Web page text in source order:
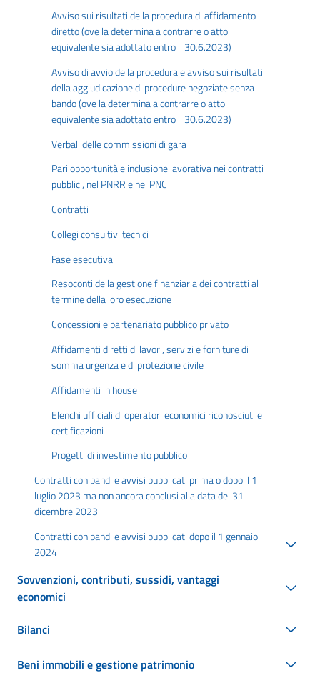
Avviso sui risultati della procedura di affidamento
diretto (ove la determina a contrarre o atto
equivalente sia adottato entro il 30.6.2023)
Avviso di avvio della procedura e avviso sui risultati
della aggiudicazione di procedure negoziate senza
bando (ove la determina a contrarre o atto
equivalente sia adottato entro il 30.6.2023)
Verbali delle commissioni di gara
Pari opportunità e inclusione lavorativa nei contratti
pubblici, nel PNRR e nel PNC
Contratti
Collegi consultivi tecnici
Fase esecutiva
Resoconti della gestione finanziaria dei contratti al
termine della loro esecuzione
Concessioni e partenariato pubblico privato
Affidamenti diretti di lavori, servizi e forniture di
somma urgenza e di protezione civile
Affidamenti in house
Elenchi ufficiali di operatori economici riconosciuti e
certificazioni
Progetti di investimento pubblico
Contratti con bandi e avvisi pubblicati prima o dopo il 1
luglio 2023 ma non ancora conclusi alla data del 31
dicembre 2023
Contratti con bandi e avvisi pubblicati dopo il 1 gennaio
2024
Sovvenzioni, contributi, sussidi, vantaggi
economici
Bilanci
Beni immobili e gestione patrimonio